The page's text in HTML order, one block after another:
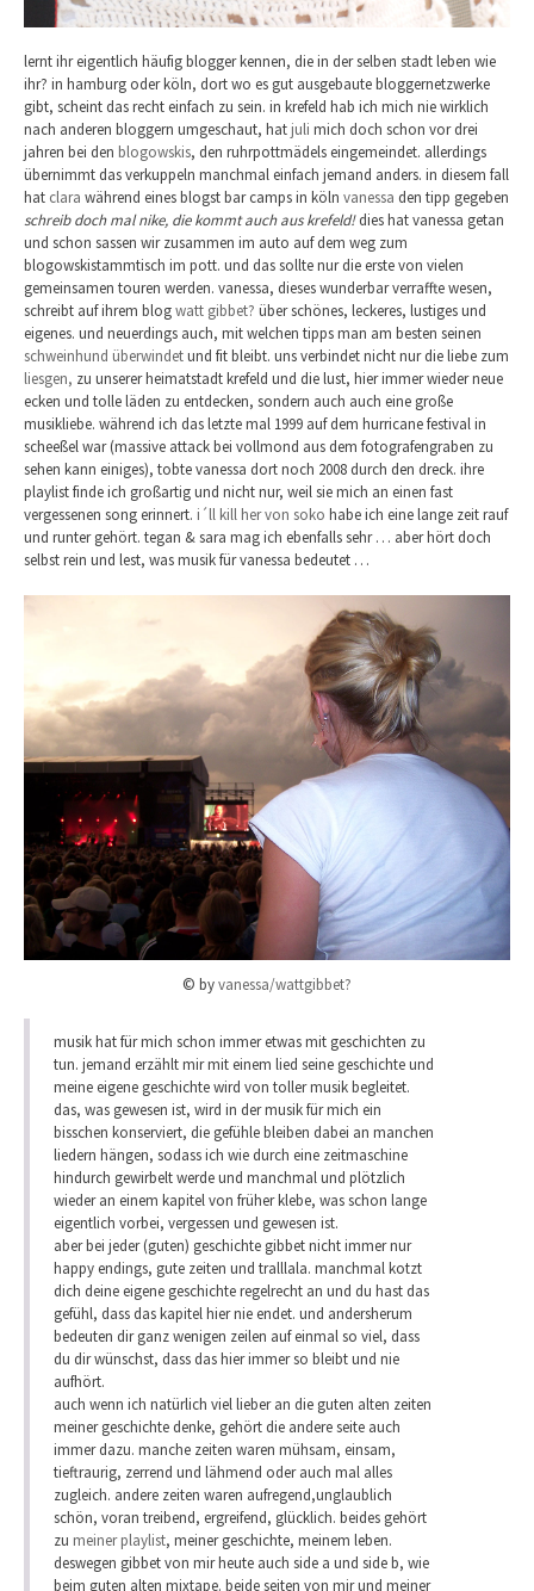
lernt ihr eigentlich häufig blogger kennen, die in der selben stadt leben wie
ihr? in hamburg oder köln, dort wo es gut ausgebaute bloggernetzwerke
gibt, scheint das recht einfach zu sein. in krefeld hab ich mich nie wirklich
nach anderen bloggern umgeschaut, hat juli mich doch schon vor drei
jahren bei den blogowskis, den ruhrpottmädels eingemeindet. allerdings
übernimmt das verkuppeln manchmal einfach jemand anders. in diesem fall
hat clara während eines blogst bar camps in köln vanessa den tipp gegeben
schreib doch mal nike, die kommt auch aus krefeld!dies hat vanessa getan
und schon sassen wir zusammen im auto auf dem weg zum
blogowskistammtisch im pott. und das sollte nur die erste von vielen
gemeinsamen touren werden. vanessa, dieses wunderbar verraffte wesen,
schreibt auf ihrem blogwatt gibbet? über schönes, leckeres, lustiges und
eigenes. und neuerdings auch, mit welchen tipps man am besten seinen
schweinhund überwindetund fit bleibt. uns verbindet nicht nur die liebe zum
liesgen, zu unserer heimatstadt krefeld und die lust, hier immer wieder neue
ecken und tolle läden zu entdecken, sondern auch auch eine große
musikliebe. während ich das letzte mal 1999 auf dem hurricane festival in
scheeßel war (massive attack bei vollmond aus dem fotografengraben zu
sehen kann einiges), tobte vanessa dort noch 2008 durch den dreck. ihre
playlist finde ich großartig und nicht nur, weil sie mich an einen fast
vergessenen song erinnert. i´ll kill her von soko habe ich eine lange zeit rauf
und runter gehört. tegan & sara mag ich ebenfalls sehr … aber hört doch
selbst rein und lest, was musik für vanessa bedeutet …
© byvanessa/wattgibbet?
musik hat für mich schon immer etwas mit geschichten zu
tun. jemand erzählt mir mit einem lied seine geschichte und
meine eigene geschichte wird von toller musik begleitet.
das, was gewesen ist, wird in der musik für mich ein
bisschen konserviert, die gefühle bleiben dabei an manchen
liedern hängen, sodass ich wie durch eine zeitmaschine
hindurch gewirbelt werde und manchmal und plötzlich
wieder an einem kapitel von früher klebe, was schon lange
eigentlich vorbei, vergessen und gewesen ist.
aber bei jeder (guten) geschichte gibbet nicht immer nur
happy endings, gute zeiten und tralllala. manchmal kotzt
dich deine eigene geschichte regelrecht an und du hast das
gefühl, dass das kapitel hier nie endet. und andersherum
bedeuten dir ganz wenigen zeilen auf einmal so viel, dass
du dir wünschst, dass das hier immer so bleibt und nie
aufhört.
auch wenn ich natürlich viel lieber an die guten alten zeiten
meiner geschichte denke, gehört die andere seite auch
immer dazu. manche zeiten waren mühsam, einsam,
tieftraurig, zerrend und lähmend oder auch mal alles
zugleich. andere zeiten waren aufregend,unglaublich
schön, voran treibend, ergreifend, glücklich. beides gehört
zu meiner playlist, meiner geschichte, meinem leben.
deswegen gibbet von mir heute auch side a und side b, wie
beim guten alten mixtape. beide seiten von mir und meiner